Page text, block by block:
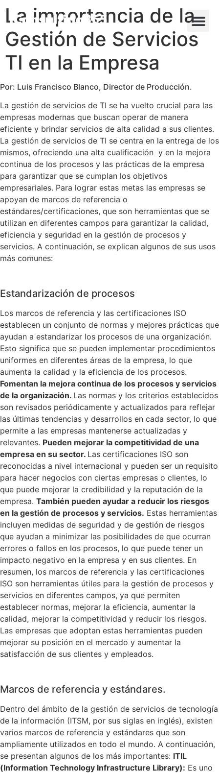
La importancia de la
Gestión de Servicios
TI en la Empresa
Por: Luis Francisco Blanco, Director de Producción.
La gestión de servicios de TI se ha vuelto crucial para las
empresas modernas que buscan operar de manera
eficiente y brindar servicios de alta calidad a sus clientes.
La gestión de servicios de TI se centra en la entrega de los
mismos, ofreciendo una alta cualificación y en la mejora
continua de los procesos y las prácticas de la empresa
para garantizar que se cumplan los objetivos
empresariales. Para lograr estas metas las empresas se
apoyan de marcos de referencia o
estándares/certificaciones, que son herramientas que se
utilizan en diferentes campos para garantizar la calidad,
eficiencia y seguridad en la gestión de procesos y
servicios. A continuación, se explican algunos de sus usos
más comunes:
Estandarización de procesos
Los marcos de referencia y las certificaciones ISO
establecen un conjunto de normas y mejores prácticas que
ayudan a estandarizar los procesos de una organización.
Esto significa que se pueden implementar procedimientos
uniformes en diferentes áreas de la empresa, lo que
aumenta la calidad y la eficiencia de los procesos.
Fomentan la mejora continua de los procesos y servicios
de la organización. Las normas y los criterios establecidos
son revisados periódicamente y actualizados para reflejar
las últimas tendencias y desarrollos en cada sector, lo que
permite a las empresas mantenerse actualizadas y
relevantes. Pueden mejorar la competitividad de una
empresa en su sector. Las certificaciones ISO son
reconocidas a nivel internacional y pueden ser un requisito
para hacer negocios con ciertas empresas o clientes, lo
que puede mejorar la credibilidad y la reputación de la
empresa. También pueden ayudar a reducir los riesgos
en la gestión de procesos y servicios. Estas herramientas
incluyen medidas de seguridad y de gestión de riesgos
que ayudan a minimizar las posibilidades de que ocurran
errores o fallos en los procesos, lo que puede tener un
impacto negativo en la empresa y en sus clientes. En
resumen, los marcos de referencia y las certificaciones
ISO son herramientas útiles para la gestión de procesos y
servicios en diferentes campos, ya que permiten
establecer normas, mejorar la eficiencia, aumentar la
calidad, mejorar la competitividad y reducir los riesgos.
Las empresas que adoptan estas herramientas pueden
mejorar su posición en el mercado y aumentar la
satisfacción de sus clientes y empleados.
Marcos de referencia y estándares.
Dentro del ámbito de la gestión de servicios de tecnología
de la información (ITSM, por sus siglas en inglés), existen
varios marcos de referencia y estándares que son
ampliamente utilizados en todo el mundo. A continuación,
se presentan algunos de los más importantes: ITIL
(Information Technology Infrastructure Library): Es uno